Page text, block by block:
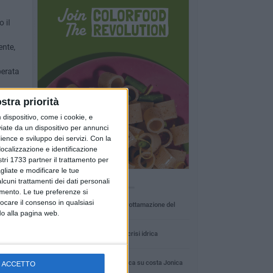
priorità
come i cookie, e
da un dispositivo per annunci
e sviluppo dei servizi. Con la
e identificazione
1733 partner il trattamento per
e modificare le tue
trattamenti dei dati personali
Le tue preferenze si
il consenso in qualsiasi
alla pagina web.
ACCETTO
il
PIÙ LETTI QUESTA SETTIMANA
MARTEDÌ 4 AGOSTO
Basilicata: approvata rottamazione del
Basilicata: passata la crisi idrica
LUNEDÌ 3 AGOSTO
Guardia medica turistica su costa Jonica